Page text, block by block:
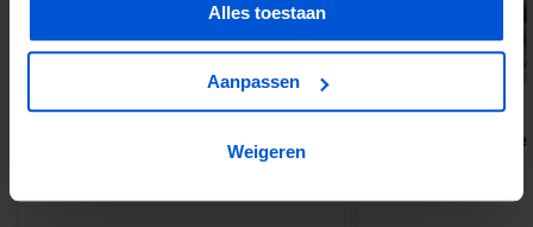
Alles toestaan
Aanpassen
Weigeren
60 beton hunebed afstandhouders
200 Kunststof